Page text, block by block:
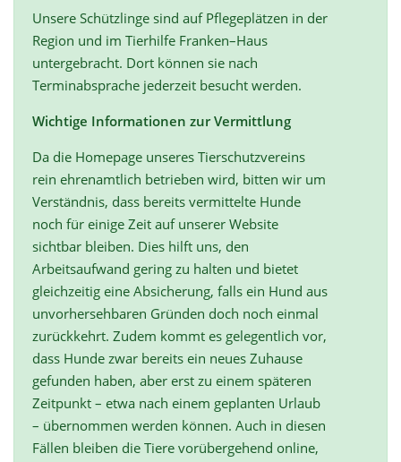
Unsere Schützlinge sind auf Pflegeplätzen in der
Region und im Tierhilfe Franken–Haus
untergebracht. Dort können sie nach
Terminabsprache jederzeit besucht werden.
Wichtige Informationen zur Vermittlung
Da die Homepage unseres Tierschutzvereins
rein ehrenamtlich betrieben wird, bitten wir um
Verständnis, dass bereits vermittelte Hunde
noch für einige Zeit auf unserer Website
sichtbar bleiben. Dies hilft uns, den
Arbeitsaufwand gering zu halten und bietet
gleichzeitig eine Absicherung, falls ein Hund aus
unvorhersehbaren Gründen doch noch einmal
zurückkehrt. Zudem kommt es gelegentlich vor,
dass Hunde zwar bereits ein neues Zuhause
gefunden haben, aber erst zu einem späteren
Zeitpunkt – etwa nach einem geplanten Urlaub
– übernommen werden können. Auch in diesen
Fällen bleiben die Tiere vorübergehend online,